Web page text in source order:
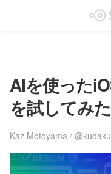
AIを使った
を試してみ
Kaz Motoyama /